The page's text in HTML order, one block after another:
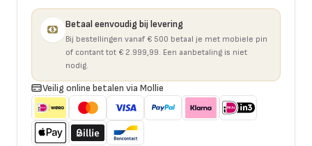
Betaal eenvoudig bij levering
Bij bestellingen vanaf € 500 betaal je met mobiele pin
of contant tot € 2.999,99. Een aanbetaling is niet
nodig.
Veilig online betalen via Mollie